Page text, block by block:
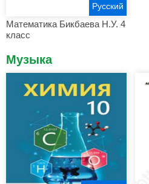
Математика Бикбаева Н.У. 4
класс
Русский
Музыка